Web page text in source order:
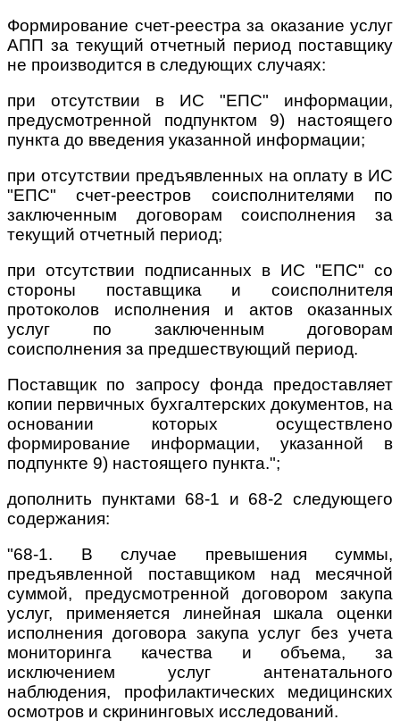
Формирование счет-реестра за оказание услуг
АПП за текущий отчетный период поставщику
не производится в следующих случаях:
при отсутствии в ИС "ЕПС" информации,
предусмотренной подпунктом 9) настоящего
пункта до введения указанной информации;
при отсутствии предъявленных на оплату в ИС
"ЕПС" счет-реестров соисполнителями по
заключенным договорам соисполнения за
текущий отчетный период;
при отсутствии подписанных в ИС "ЕПС" со
стороны поставщика и соисполнителя
протоколов исполнения и актов оказанных
услуг по заключенным договорам
соисполнения за предшествующий период.
Поставщик по запросу фонда предоставляет
копии первичных бухгалтерских документов, на
основании которых осуществлено
формирование информации, указанной в
подпункте 9) настоящего пункта.";
дополнить пунктами 68-1 и 68-2 следующего
содержания:
"68-1. В случае превышения суммы,
предъявленной поставщиком над месячной
суммой, предусмотренной договором закупа
услуг, применяется линейная шкала оценки
исполнения договора закупа услуг без учета
мониторинга качества и объема, за
исключением услуг антенатального
наблюдения, профилактических медицинских
осмотров и скрининговых исследований.